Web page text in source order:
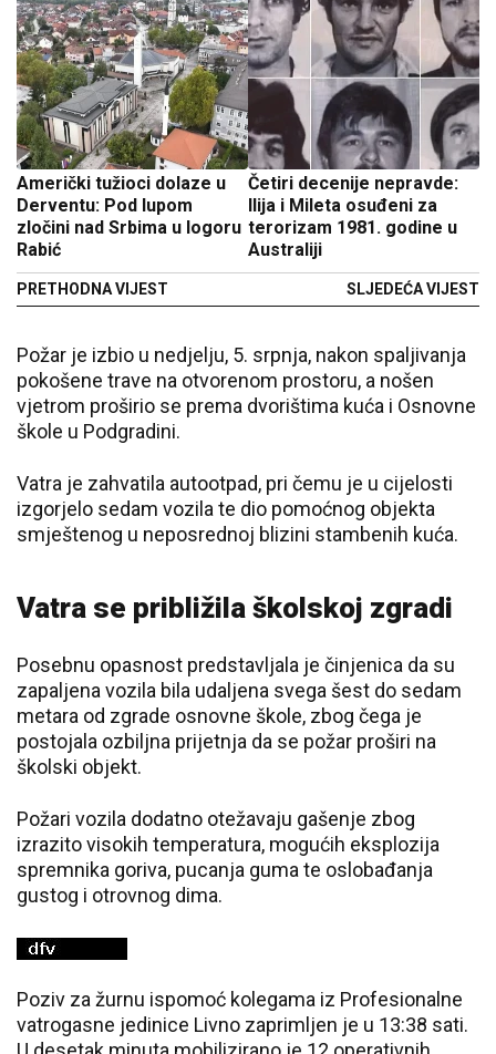
Američki tužioci dolaze u
Derventu: Pod lupom
zločini nad Srbima u logoru
Rabić
PRETHODNA VIJEST
Četiri decenije nepravde:
Ilija i Mileta osuđeni za
terorizam 1981. godine u
Australiji
SLJEDEĆA VIJEST
Požar je izbio u nedjelju, 5. srpnja, nakon spaljivanja
pokošene trave na otvorenom prostoru, a nošen
vjetrom proširio se prema dvorištima kuća i Osnovne
škole u Podgradini.
Vatra je zahvatila autootpad, pri čemu je u cijelosti
izgorjelo sedam vozila te dio pomoćnog objekta
smještenog u neposrednoj blizini stambenih kuća.
Vatra se približila školskoj zgradi
Posebnu opasnost predstavljala je činjenica da su
zapaljena vozila bila udaljena svega šest do sedam
metara od zgrade osnovne škole, zbog čega je
postojala ozbiljna prijetnja da se požar proširi na
školski objekt.
Požari vozila dodatno otežavaju gašenje zbog
izrazito visokih temperatura, mogućih eksplozija
spremnika goriva, pucanja guma te oslobađanja
gustog i otrovnog dima.
Poziv za žurnu ispomoć kolegama iz Profesionalne
vatrogasne jedinice Livno zaprimljen je u 13:38 sati.